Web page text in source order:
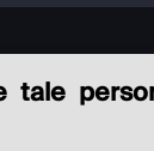
tale